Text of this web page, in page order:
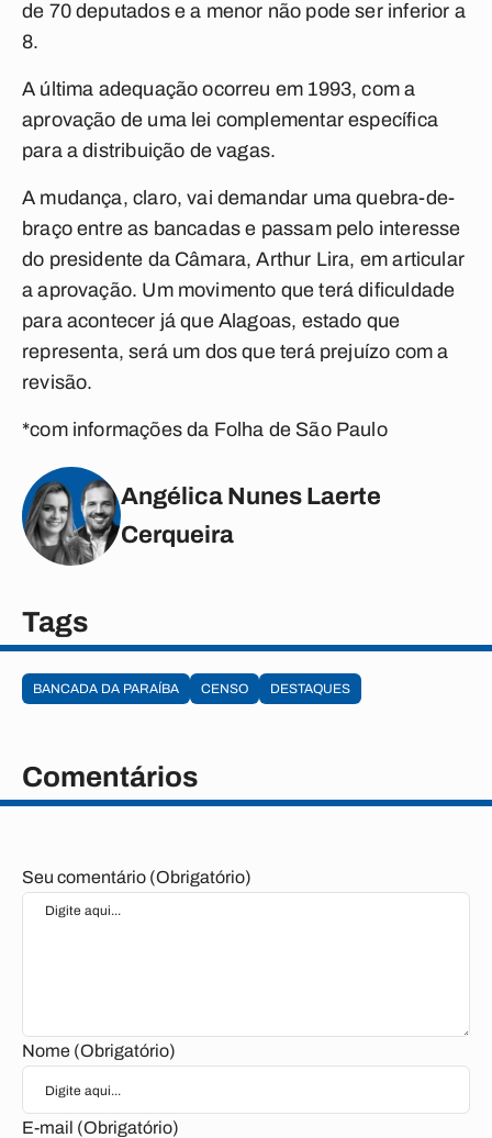
de 70 deputados e a menor não pode ser inferior a
8.
A última adequação ocorreu em 1993, com a
aprovação de uma lei complementar específica
para a distribuição de vagas.
A mudança, claro, vai demandar uma quebra-de-
braço entre as bancadas e passam pelo interesse
do presidente da Câmara, Arthur Lira, em articular
a aprovação. Um movimento que terá dificuldade
para acontecer já que Alagoas, estado que
representa, será um dos que terá prejuízo com a
revisão.
*com informações da Folha de São Paulo
Angélica Nunes Laerte
Cerqueira
Tags
BANCADA DA PARAÍBA CENSO DESTAQUES
Comentários
Seu comentário (Obrigatório)
Nome (Obrigatório)
E-mail (Obrigatório)